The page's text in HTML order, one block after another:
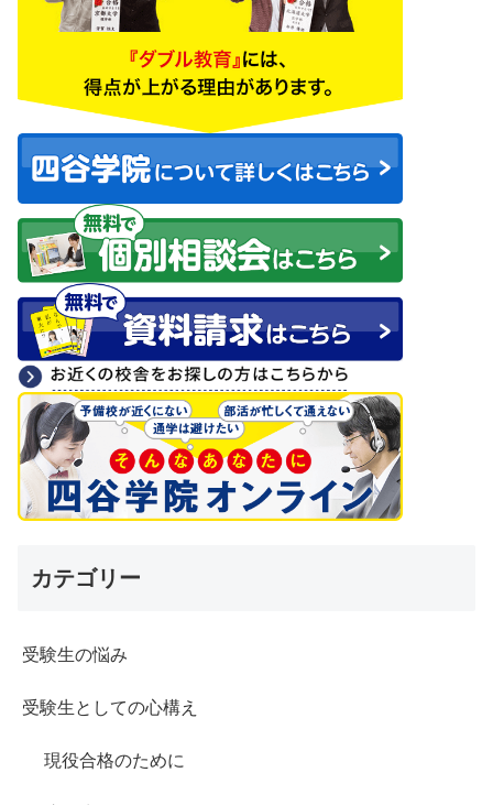
カテゴリー
受験生の悩み
受験生としての心構え
現役合格のために